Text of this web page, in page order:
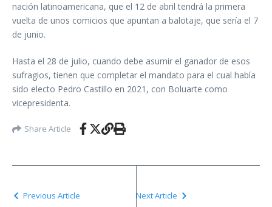
nación latinoamericana, que el 12 de abril tendrá la primera
vuelta de unos comicios que apuntan a balotaje, que sería el 7
de junio.
Hasta el 28 de julio, cuando debe asumir el ganador de esos
sufragios, tienen que completar el mandato para el cual había
sido electo Pedro Castillo en 2021, con Boluarte como
vicepresidenta.
Share Article
Previous Article Next Article